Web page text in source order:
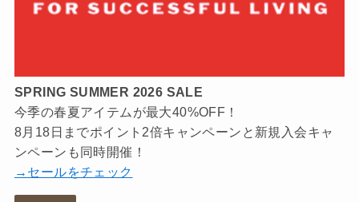
SPRING SUMMER 2026 SALE
今季の春夏アイテムが最大40%OFF！
8月18日までポイント2倍キャンペーンと新規入会キャ
ンペーンも同時開催！
→セールをチェック